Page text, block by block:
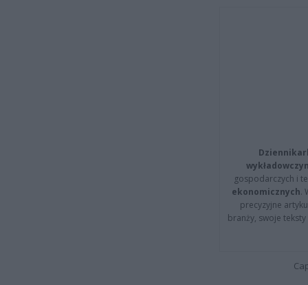
gospodarczych i
ekonomicznych.
precyzyjne
branży, swoje